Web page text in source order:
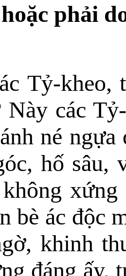
phải
Tỷ-kheo,
Này các
né ngựa
hố sâu,
bè ác độc
khinh
đáng ấy,